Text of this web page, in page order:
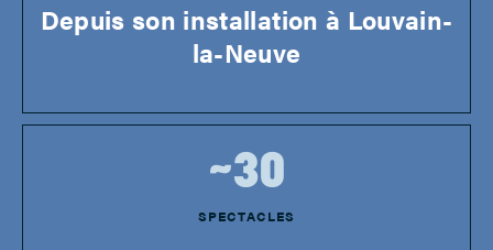
Depuis son installation à Louvain-
la-Neuve
SPECTACLES
~30